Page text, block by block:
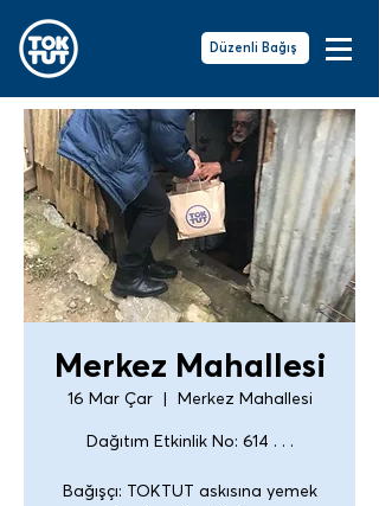
Düzenli Bağış
Merkez Mahallesi
16 Mar Çar
  |
Merkez Mahallesi
Dağıtım Etkinlik No: 614 . . .
Bağışçı: TOKTUT askısına yemek